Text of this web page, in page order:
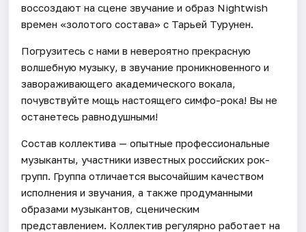
воссоздают на сцене звучание и образ Nightwish
времен «золотого состава» с Тарьей Турунен.
Погрузитесь с нами в невероятно прекрасную
волшебную музыку, в звучание проникновенного и
завораживающего академического вокала,
почувствуйте мощь настоящего симфо-рока! Вы не
останетесь равнодушными!
Состав коллектива — опытные профессиональные
музыканты, участники известных российских рок-
групп. Группа отличается высочайшим качеством
исполнения и звучания, а также продуманными
образами музыкантов, сценическим
представлением. Коллектив регулярно работает на